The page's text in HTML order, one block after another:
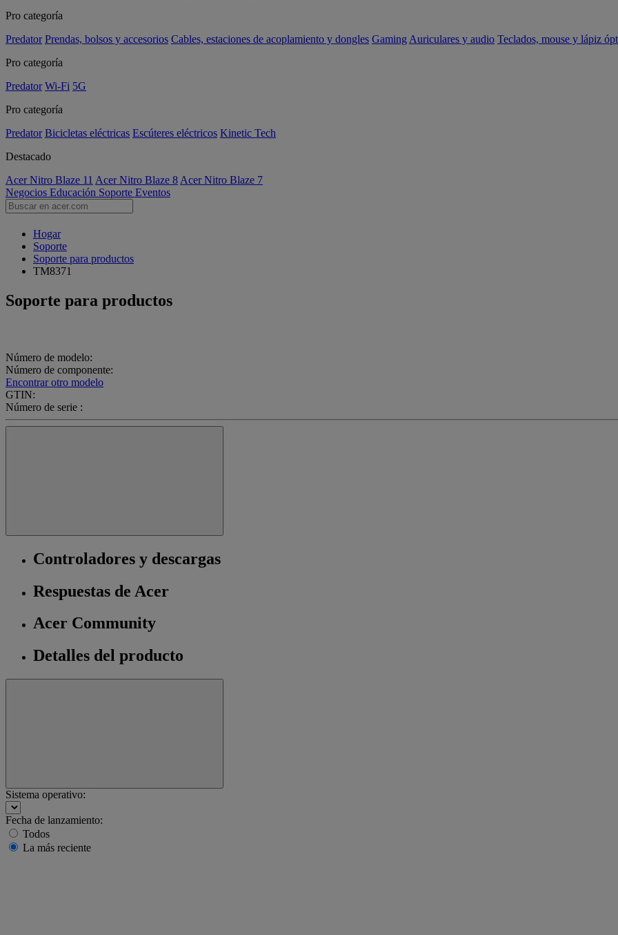
Pro categoría
Predator Prendas, bolsos y accesorios Cables, estaciones de acoplamiento y dongles Gaming Auriculares y audio Teclados, mouse y lápiz
Pro categoría
Predator Wi-Fi 5G
Pro categoría
Predator Bicicletas eléctricas Escúteres eléctricos Kinetic Tech
Destacado
Acer Nitro Blaze 11 Acer Nitro Blaze 8 Acer Nitro Blaze 7
Negocios Educación Soporte Eventos
Hogar
Soporte
Soporte para productos
TM8371
Soporte para productos
Número de modelo:
Número de componente:
Encontrar otro modelo
GTIN:
Número de serie :
Controladores y descargas
Respuestas de Acer
Acer Community
Detalles del producto
Sistema operativo:
Fecha de lanzamiento:
Todos
La más reciente